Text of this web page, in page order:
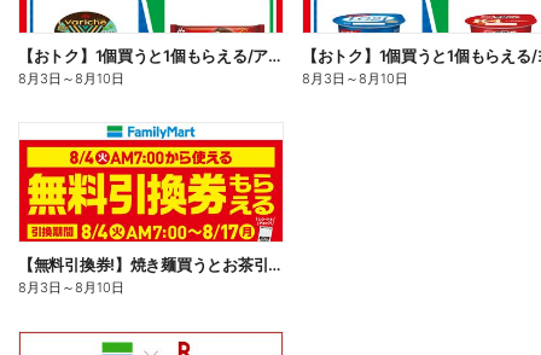
【おトク】1個買うと1個もらえる/アイス
8月3日 ～8月10日 8月3日 ～8月10日
【無料引換券!】焼き麺買うとお茶引換券貰える!
8月3日 ～8月10日